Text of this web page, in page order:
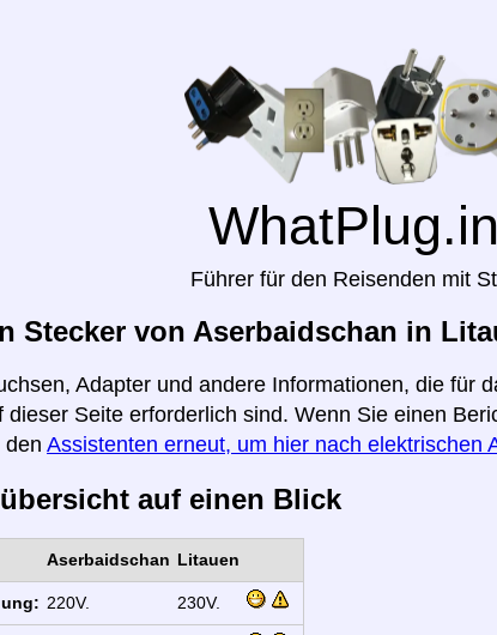
Führer für den Reisenden mit
Stecker von Aserbaidschan in
Adapter und andere Informationen, die für
dieser Seite erforderlich sind. Wenn Sie einen
den Assistenten erneut, um hier nach elektrischen
auf einen Blick
Aserbaidschan Litauen
220V. 230V.